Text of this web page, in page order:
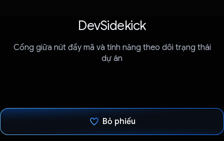
DevSidekick
Cổng giữa nút đẩy mã và tính năng theo dõi trạng thái
dự án
Bỏ phiếu